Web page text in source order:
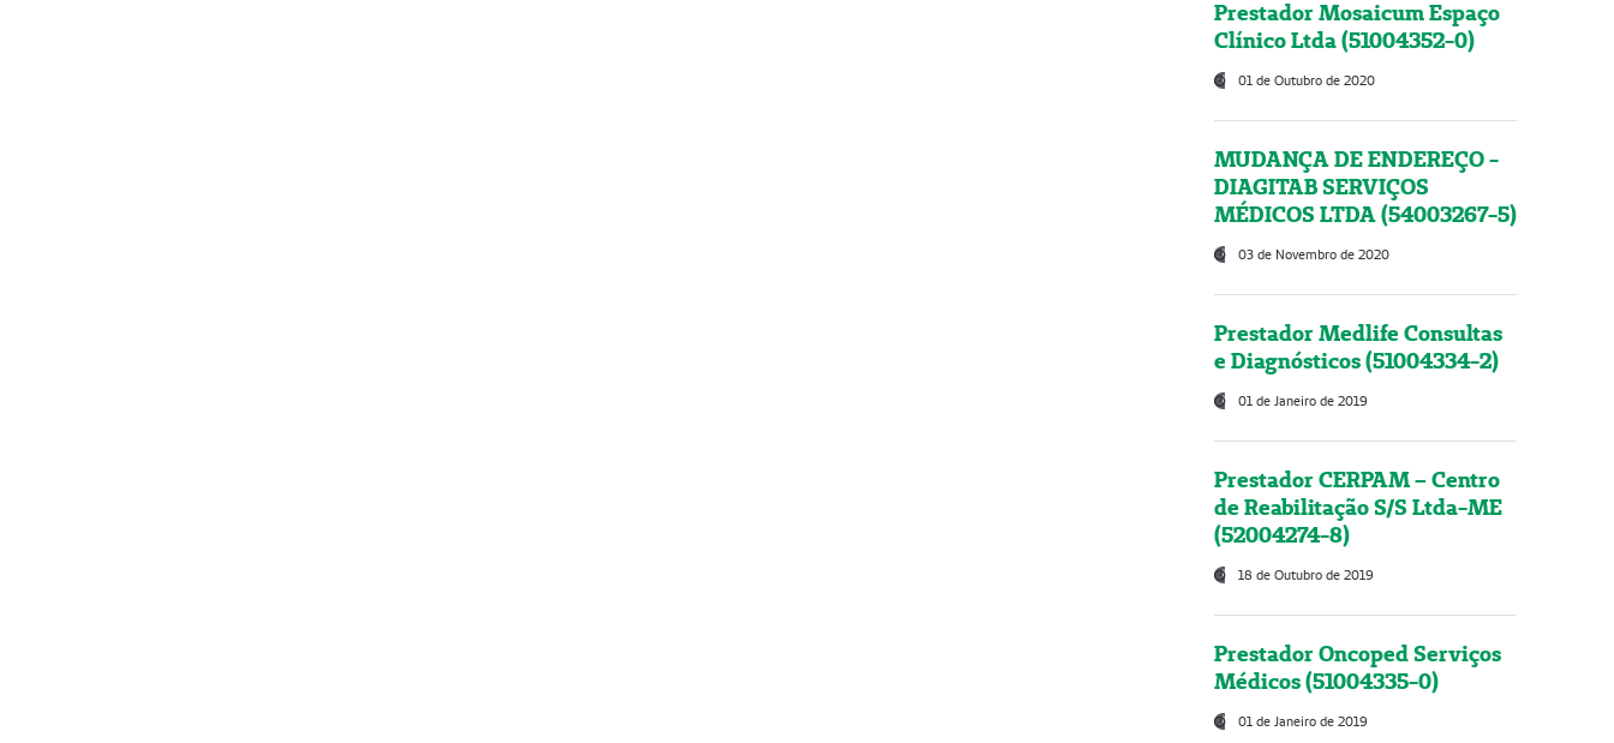
Prestador Mosaicum Espaço
Clínico Ltda (51004352-0)
01 de Outubro de 2020
MUDANÇA DE ENDEREÇO -
DIAGITAB SERVIÇOS
MÉDICOS LTDA (54003267-5)
03 de Novembro de 2020
Prestador Medlife Consultas
e Diagnósticos (51004334-2)
01 de Janeiro de 2019
Prestador CERPAM – Centro
de Reabilitação S/S Ltda-ME
(52004274-8)
18 de Outubro de 2019
Prestador Oncoped Serviços
Médicos (51004335-0)
01 de Janeiro de 2019